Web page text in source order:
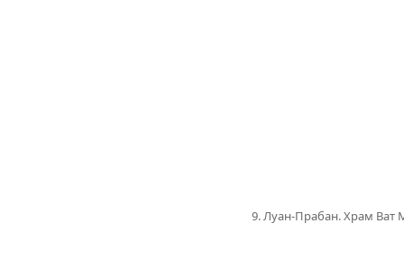
9. Луан-Прабан. Храм Ват